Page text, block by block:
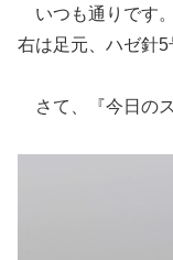
いつも通りです
右は足元、ハゼ針5
さて、『今日の